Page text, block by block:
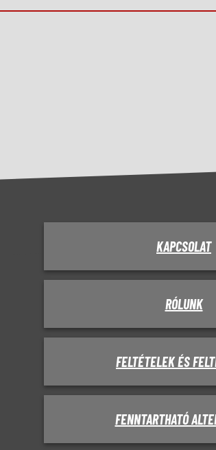
KAPCSOLAT
RÓLUNK
FELTÉTELEK ÉS
FENNTARTHATÓ